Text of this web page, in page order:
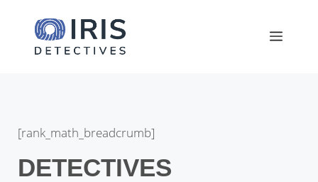
contenido
Menú
[rank_math_breadcrumb]
DETECTIVES